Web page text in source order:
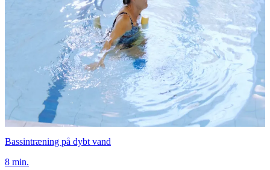
Bassintræning på dybt vand
8 min.